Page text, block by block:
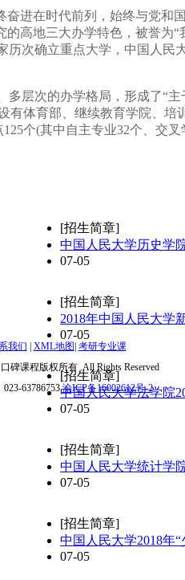
进在时代前列，始终与党和
高地三大办学特色，被誉为
次确立重点大学，中国人民
层次的办学格局，形成了“
体育部、继续教育学院、
个(其中自主专业32个、交
[招生简章]
中国人民大学历史学
07-05
[招生简章]
2018年中国人民大学
07-05
[招生简章]
中国人民大学法学院
07-05
[招生简章]
中国人民大学统计学
07-05
[招生简章]
中国人民大学2018年
07-05
我们 XML地图 考研专业课
碑课程版权所有 .All Rights Reserved
63786753渝ICP备16002612号-2